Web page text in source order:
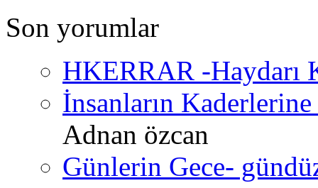
Son yorumlar
HKERRAR -Haydarı
İnsanların
Adnan özcan
Günlerin Gece-